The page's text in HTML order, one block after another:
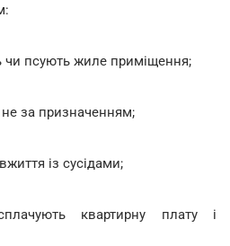
чи псують жиле приміщення;
за призначенням;
із сусідами;
квартирну плату і